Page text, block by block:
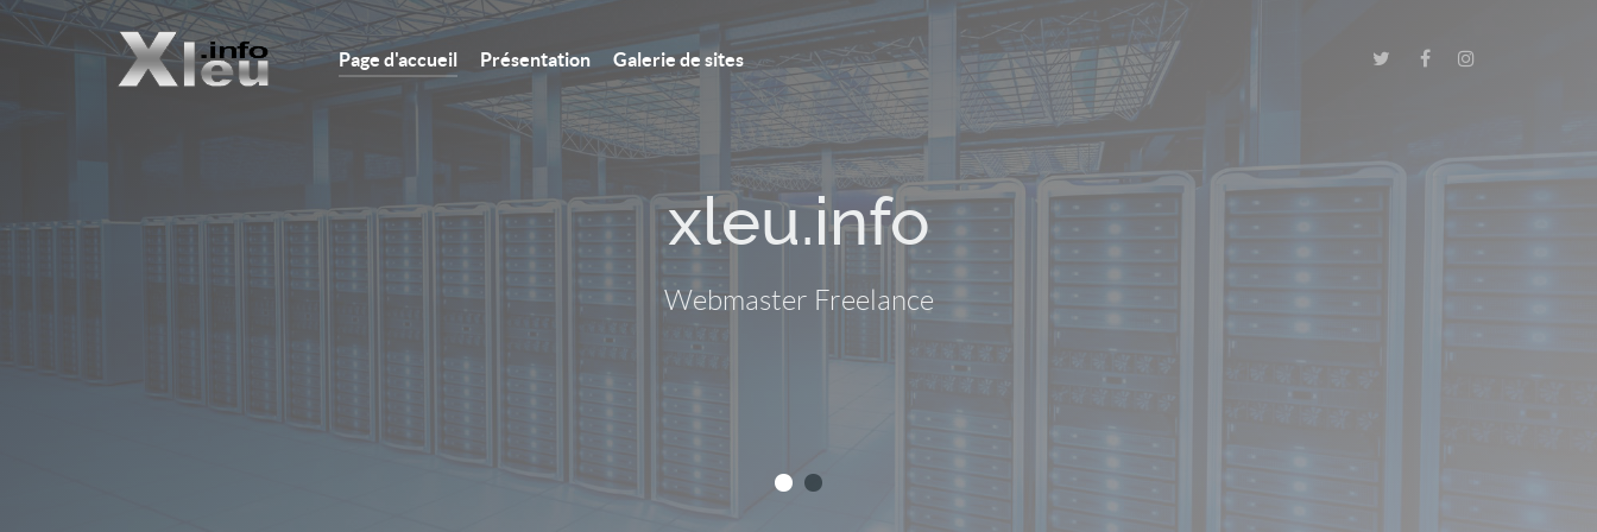
Page d'accueil Présentation Galerie de sites
xleu.info
Webmaster Freelance